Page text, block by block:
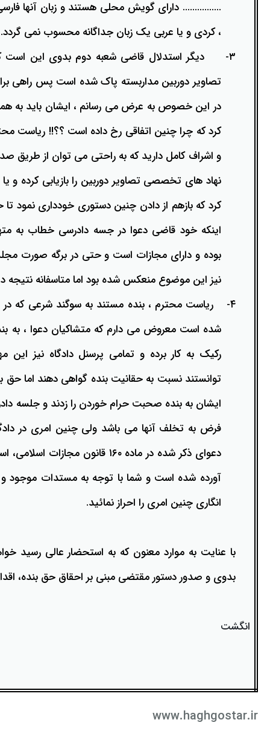
تبانی در معاملات دولتی
اوراق کردن اتومبیل بدون مجوز قانونی
شکایت از آلودگی صوتی
وکیل کیفری آنلاین
رویکرد حادثه بدون شاهد
مشاوره حقوقی تخریب
................ دارای گویش محلی هستند و زبان آنها
، کردی و یا عربی یک زبان جداگانه محسوب نمی گردد.
۳-
دیگر استدلال قاضی شعبه دوم بدوی این است
تصاویر دوربین مداربسته پاک شده است پس راهی
در این خصوص به عرض می رسانم ، ایشان باید به
کرد که چرا چنین اتفاقی رخ داده است ؟؟!! ریاست
و اشراف کامل دارید که به راحتی می توان از طریق
نهاد های تخصصی تصاویر دوربین را بازیابی کرده و یا
کرد که بازهم از دادن چنین دستوری خودداری نمود
اینکه خود قاضی دعوا در جسه دادرسی خطاب به
بوده و دارای مجازات است و حتی در برگه صورت
نیز این موضوع منعکس شده بود اما متاسفانه نتیجه
۴-
ریاست محترم ، بنده مستند به سوگند شرعی که در
شده است معروض می دارم که متشاکیان دعوا ، به
رکیک به کار برده و تمامی پرسنل دادگاه نیز
توانستند نسبت به حقانیت بنده گواهی دهند اما حق
ایشان به بنده صحبت حرام خوردن را زدند و جلسه
فرض به تخلف آنها می باشد ولی چنین امری در
دعوای ذکر شده در ماده ۱۶۰ قانون
آورده شده است و شما با توجه به مستدات موجود و
انگاری چنین امری را احراز نمائید.
با عنایت به موارد معنون که به استحضار عالی رسید
بدوی و صدور دستور مقتضی مبنی بر احقاق حق بنده،
انگشت
www.haghgostar.ir